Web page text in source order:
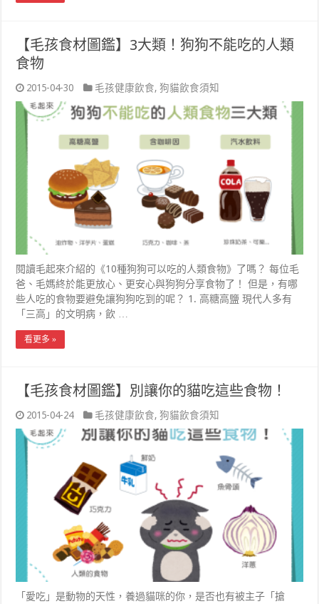
【毛孩食材圖鑑】3大類！狗狗不能吃的人類
食物
2015-04-30 毛孩健康飲食,狗貓飲食須知
閱讀毛起來介紹的《10種狗狗可以吃的人類食物》了嗎？ 每位毛
爸、毛媽終於能更放心、更安心與狗狗分享食物了！ 但是，有哪
些人吃的食物要避免讓狗狗吃到的呢？ 1. 高糖高鹽 現代人多有
「三高」的文明病，飲 …
看更多 »
【毛孩食材圖鑑】別讓你的貓吃這些食物！
2015-04-24 毛孩健康飲食,狗貓飲食須知
「愛吃」是動物的天性，養過貓咪的你，是否也有被主子「搶